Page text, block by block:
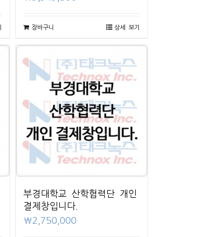
장바구니 상세 보기
부경대학교 산학협력단 개인
결제창입니다.
₩2,750,000